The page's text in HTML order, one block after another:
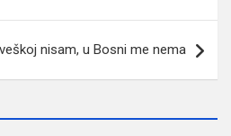
nisam, u Bosni me nema